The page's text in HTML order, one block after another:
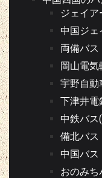
ジェイア
中国ジェ
両備バス
岡山電気
宇野自動
下津井電
中鉄バス
備北バス
中国バス
おのみち